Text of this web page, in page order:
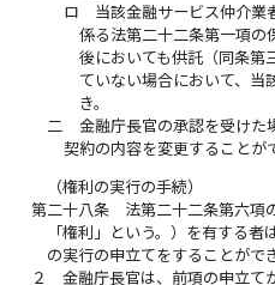
ロ
当該金融サービス仲介業
係る法第二十二条第一項の
後においても供託（同条第
ていない場合において、当
き。
二
金融庁長官の承認を受けた
契約の内容を変更することが
（権利の実行の手続）
第二十八条
法第二十二条第六項
「権利」という。）を有する
の実行の申立てをすることがで
２
金融庁長官は、前項の申立て